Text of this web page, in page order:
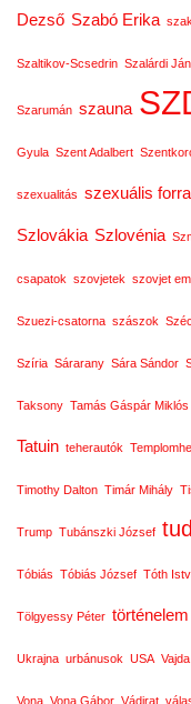
Dezső Szabó Erika
Szaltikov-Scsedrin Szalárdi
Szarumán szauna
Gyula Szent Adalbert
szexualitás szexuális
Szlovákia Szlovénia
csapatok szovjetek szovjet
Szuezi-csatorna szászok
Szíria Sárarany Sára Sándor
Taksony Tamás Gáspár Miklós
Tatuin teherautók
Timothy Dalton Timár Mihály
Trump Tubánszki József
Tóbiás Tóbiás József Tóth
Tölgyessy Péter történelem
Ukrajna urbánusok USA
Vona Vona Gábor Vádirat